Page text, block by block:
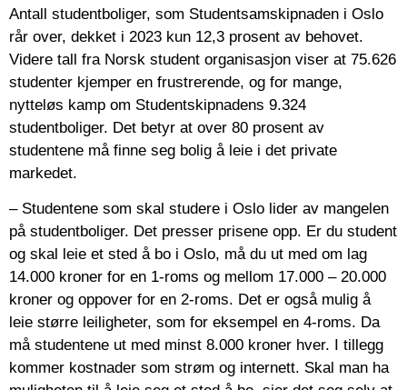
Antall studentboliger, som Studentsamskipnaden i Oslo
rår over, dekket i 2023 kun 12,3 prosent av behovet.
Videre tall fra Norsk student organisasjon viser at 75.626
studenter kjemper en frustrerende, og for mange,
nytteløs kamp om Studentskipnadens 9.324
studentboliger. Det betyr at over 80 prosent av
studentene må finne seg bolig å leie i det private
markedet.
– Studentene som skal studere i Oslo lider av mangelen
på studentboliger. Det presser prisene opp. Er du student
og skal leie et sted å bo i Oslo, må du ut med om lag
14.000 kroner for en 1-roms og mellom 17.000 – 20.000
kroner og oppover for en 2-roms. Det er også mulig å
leie større leiligheter, som for eksempel en 4-roms. Da
må studentene ut med minst 8.000 kroner hver. I tillegg
kommer kostnader som strøm og internett. Skal man ha